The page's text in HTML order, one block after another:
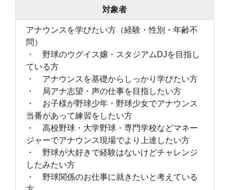
対象者
アナウンスを学びたい方（経験・性別・年齢不
問）
・ 野球のウグイス嬢・スタジアムDJを目指し
ている方
・ アナウンスを基礎からしっかり学びたい方
・ 局アナ志望・声の仕事を目指したい方
・ お子様が野球少年・野球少女でアナウンス
当番があって練習をしたい方
・ 高校野球・大学野球・専門学校などマネー
ジャーでアナウンス現場でより上達したい方
・ 野球が大好きで経験はないけどチャレンジ
したみたい方
・ 野球関係のお仕事に就きたいと考えている